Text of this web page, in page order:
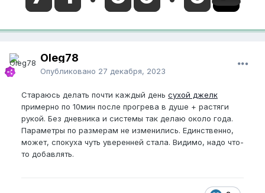
Oleg78
Опубликовано 27 декабря, 2023
Стараюсь делать почти каждый день сухой джелк
примерно по 10мин после прогрева в душе + растяги
рукой. Без дневника и системы так делаю около года.
Параметры по размерам не изменились. Единственно,
может, спокуха чуть уверенней стала. Видимо, надо что-
то добавлять.